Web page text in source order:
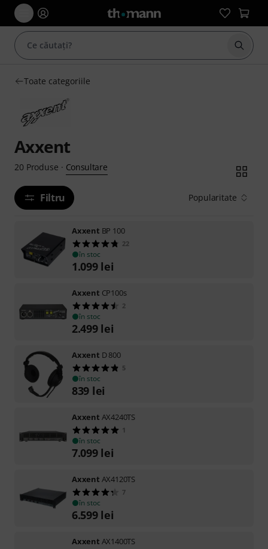
Toate categoriile
Axxent
20 Produse · Consultare
Filtru Popularitate
Axxent BP 100
22
în stoc
1.099 lei
Axxent CP100s
2
în stoc
2.499 lei
Axxent D 800
5
în stoc
839 lei
Axxent AX4240TS
1
în stoc
7.099 lei
Axxent AX4120TS
7
în stoc
6.599 lei
Axxent AX1400TS